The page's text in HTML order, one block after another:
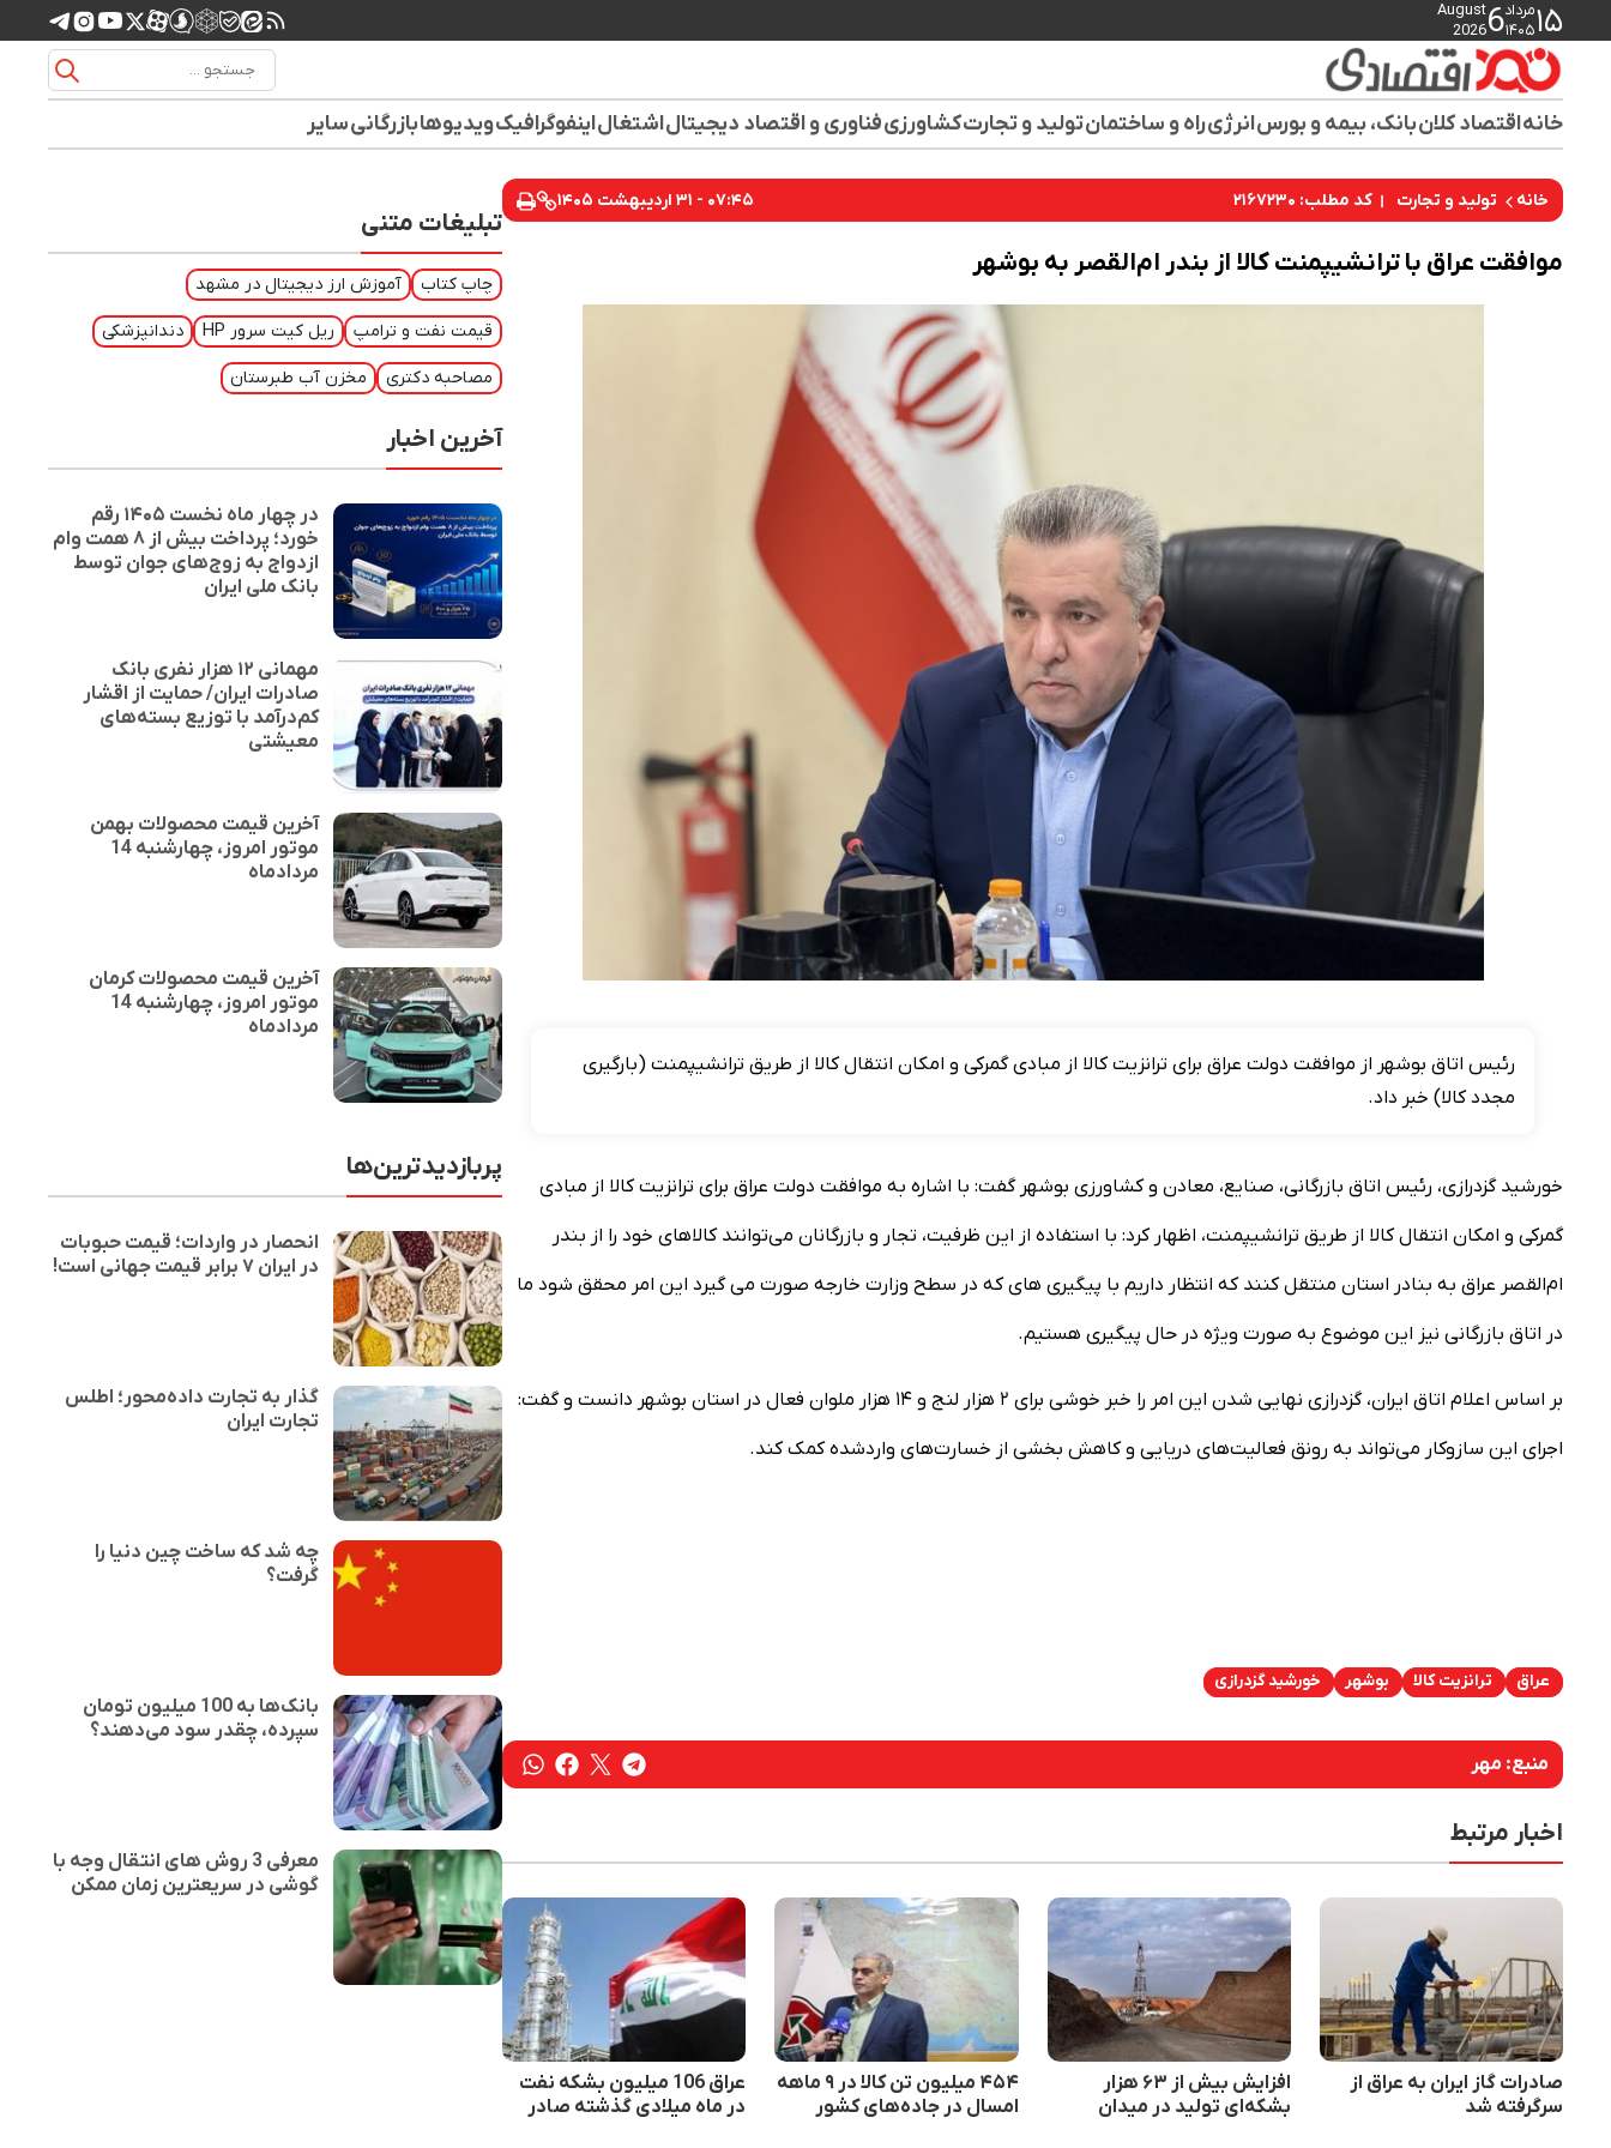
۱۵مرداد
۱۴۰۵6
August
2026
خانهاقتصاد کلانبانک، بیمه و بورسانرژیراه و ساختمانتولید و تجارتکشاورزیفناوری و اقتصاد دیجیتالاشتغالاینفوگرافیکویدیوهابازرگانیسایر
خانه تولید و تجارت کد مطلب: ۲۱۶۷۲۳۰ ۰۷:۴۵ - ۳۱ اردیبهشت ۱۴۰۵
موافقت عراق با ترانشیپمنت کالا از بندر ام‌القصر به بوشهر
رئیس اتاق بوشهر از موافقت دولت عراق برای ترانزیت کالا از مبادی گمرکی و امکان انتقال کالا از طریق ترانشیپمنت (بارگیری
مجدد کالا) خبر داد.
خورشید گزدرازی، رئیس اتاق بازرگانی، صنایع، معادن و کشاورزی بوشهر گفت: با اشاره به موافقت دولت عراق برای ترانزیت کالا از مبادی
گمرکی و امکان انتقال کالا از طریق ترانشیپمنت، اظهار کرد: با استفاده از این ظرفیت، تجار و بازرگانان می‌توانند کالاهای خود را از بندر
ام‌القصر عراق به بنادر استان منتقل کنند که انتظار داریم با پیگیری های که در سطح وزارت خارجه صورت می گیرد این امر محقق شود ما
در اتاق بازرگانی نیز این موضوع به صورت ویژه در حال پیگیری هستیم.
بر اساس اعلام اتاق ایران، گزدرازی نهایی شدن این امر را خبر خوشی برای ۲ هزار لنج و ۱۴ هزار ملوان فعال در استان بوشهر دانست و گفت:
اجرای این سازوکار می‌تواند به رونق فعالیت‌های دریایی و کاهش بخشی از خسارت‌های واردشده کمک کند.
عراق ترانزیت کالا بوشهر خورشید گزدرازی
منبع: مهر
اخبار مرتبط
صادرات گاز ایران به عراق از
سرگرفته شد
افزایش بیش از ۶۳ هزار
بشکه‌ای تولید در میدان
۴۵۴ میلیون تن کالا در ۹ ماهه
امسال در جاده‌های کشور
عراق 106 میلیون بشکه نفت
در ماه میلادی گذشته صادر
تبلیغات متنی
چاپ کتاب آموزش ارز دیجیتال در مشهد
قیمت نفت و ترامپ ریل کیت سرور HP دندانپزشکی
مصاحبه دکتری مخزن آب طبرستان
آخرین اخبار
در چهار ماه نخست ۱۴۰۵ رقم
خورد؛ پرداخت بیش از ۸ همت وام
ازدواج به زوج‌های جوان توسط
بانک ملی ایران
مهمانی ۱۲ هزار نفری بانک
صادرات ایران/ حمایت از اقشار
کم‌درآمد با توزیع بسته‌های
معیشتی
آخرین قیمت محصولات بهمن
موتور امروز، چهارشنبه 14
مردادماه
آخرین قیمت محصولات کرمان
موتور امروز، چهارشنبه 14
مردادماه
پربازدیدترین‌ها
انحصار در واردات؛ قیمت حبوبات
در ایران ۷ برابر قیمت جهانی است!
گذار به تجارت داده‌محور؛ اطلس
تجارت ایران
چه شد که ساخت چین دنیا را
گرفت؟
بانک‌ها به 100 میلیون تومان
سپرده، چقدر سود می‌دهند؟
معرفی 3 روش های انتقال وجه با
گوشی در سریعترین زمان ممکن